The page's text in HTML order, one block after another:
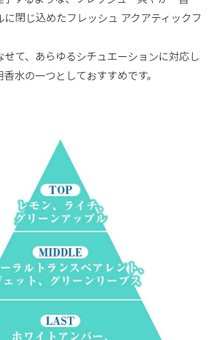
に閉じ込めたフレッシュ アクアティックフ
せて、あらゆるシチュエーションに対応し
水の一つとしておすすめです。